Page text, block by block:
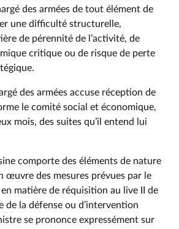
des armées de tout élément de
une difficulté structurelle,
de pérennité de l’activité, de
critique ou de risque de perte
des armées accuse réception de
le comité social et économique,
mois, des suites qu’il entend lui
comporte des éléments de nature
œuvre des mesures prévues par le
matière de réquisition au live II de
de la défense ou d’intervention
se prononce expressément sur